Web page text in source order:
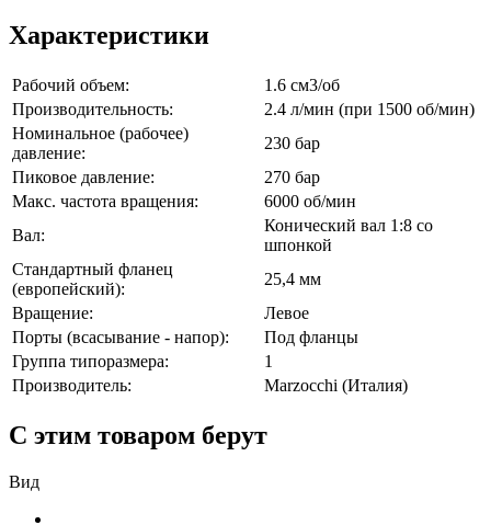
Характеристики
Рабочий объем:
1.6 см3/об
Производительность:
2.4 л/мин (при 1500 об/мин)
Номинальное (рабочее)
давление:
230 бар
Пиковое давление:
270 бар
Макс. частота вращения:
6000 об/мин
Вал:
Конический вал 1:8 со
шпонкой
Стандартный фланец
(европейский):
25,4 мм
Вращение:
Левое
Порты (всасывание - напор):
Под фланцы
Группа типоразмера:
1
Производитель:
Marzocchi (Италия)
С этим товаром берут
Вид